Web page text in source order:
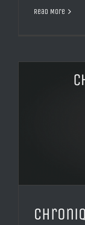
Read More